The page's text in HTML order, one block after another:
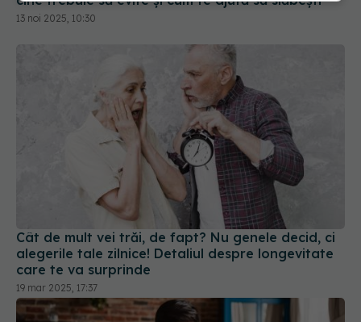
Cât de mult vei trăi, de fapt? Nu genele decid, ci
alegerile tale zilnice! Detaliul despre longevitate
care te va surprinde
19 mar 2025, 17:37